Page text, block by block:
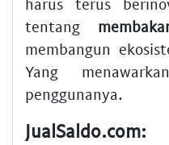
tentang
membangun
Yang
penggunanya.